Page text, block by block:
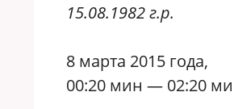
15.08.1982 г.р.
8 марта 2015 года,
00:20 мин — 02:20